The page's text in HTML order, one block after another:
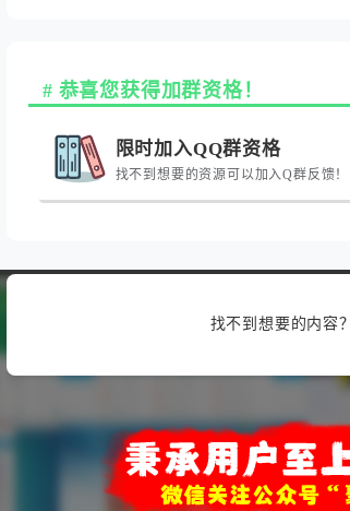
恭喜您获得加群资格！
限时加入QQ群资格
找不到想要的资源可以加入Q群反馈！
找不到想要的内容